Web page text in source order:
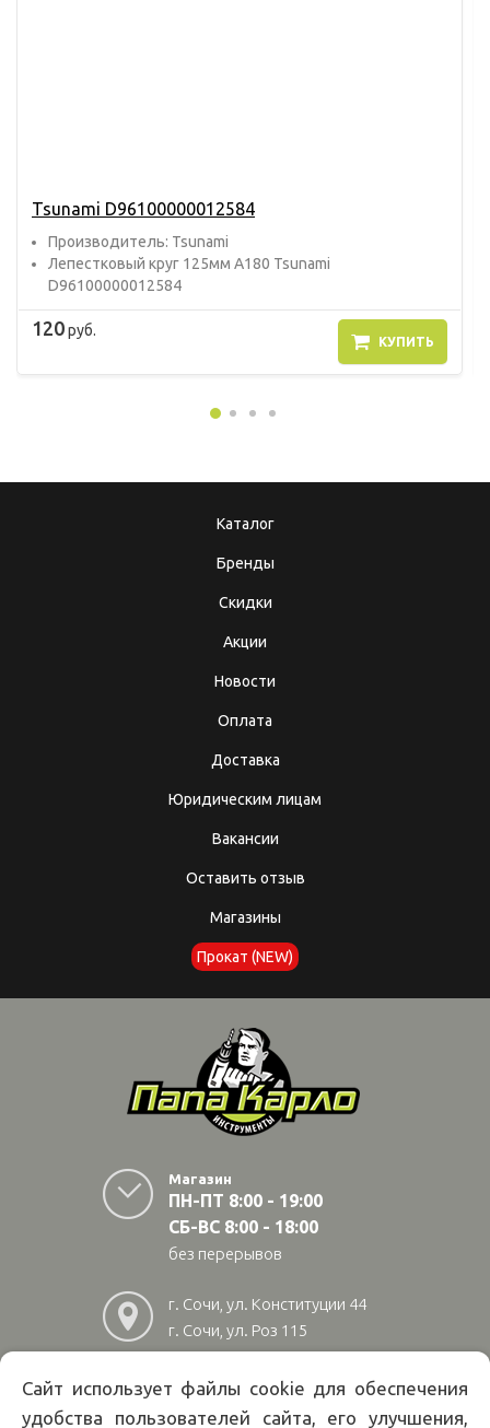
Tsunami D96100000012584
Прoизвoдитель: Tsunami
Лепестковый круг 125мм А180 Tsunami
D96100000012584
120руб.
КУПИТЬ
Каталог
Бренды
Скидки
Акции
Новости
Оплата
Доставка
Юридическим лицам
Вакансии
Оставить отзыв
Магазины
Прокат (NEW)
Магазин
ПН-ПТ 8:00 - 19:00
СБ-ВС 8:00 - 18:00
без перерывов
г. Сочи, ул. Конституции 44
г. Сочи, ул. Роз 115
г. Адлер, ул Авиационная
28/10
Сайт использует файлы cookie для обеспечения
удобства пользователей сайта, его улучшения,